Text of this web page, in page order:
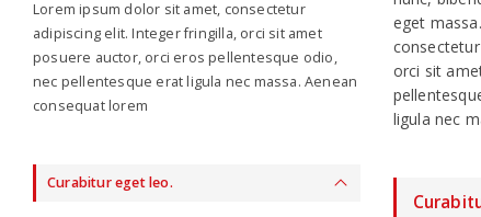
Lorem ipsum dolor sit amet, consectetur
adipiscing elit. Integer fringilla, orci sit amet
posuere auctor, orci eros pellentesque odio,
nec pellentesque erat ligula nec massa. Aenean
consequat lorem
Curabitur eget leo.
eget
orci sit
ligula nec